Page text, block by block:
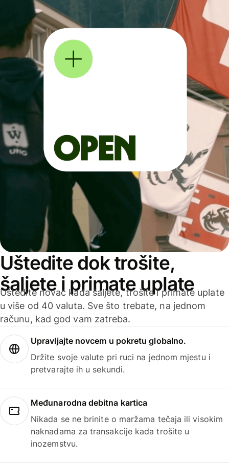
Uštedite dok trošite,
šaljete i primate uplate
Uštedite novac kada šaljete, trošite i primate uplate
u više od 40 valuta. Sve što trebate, na jednom
računu, kad god vam zatreba.
Upravljajte novcem u pokretu globalno.
Držite svoje valute pri ruci na jednom mjestu i
pretvarajte ih u sekundi.
Međunarodna debitna kartica
Nikada se ne brinite o maržama tečaja ili visokim
naknadama za transakcije kada trošite u
inozemstvu.